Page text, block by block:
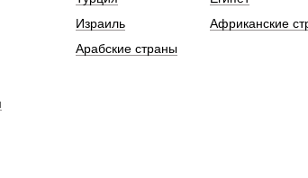
Африканские
Израиль
Арабские страны